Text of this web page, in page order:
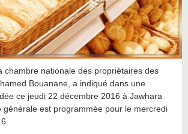
chambre nationale des propriétaires des
Bouanane, a indiqué dans une
ce jeudi 22 décembre 2016 à Jawhara
générale est programmée pour le mercredi